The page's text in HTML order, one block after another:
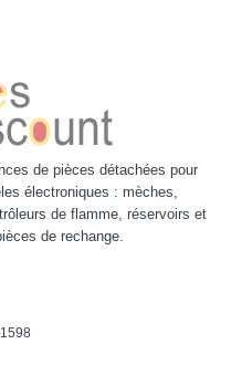
de pièces détachées pour
électroniques : mèches,
de flamme, réservoirs et
de rechange.